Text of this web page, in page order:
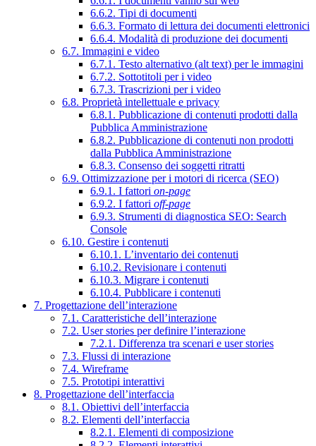
6.6.2. Tipi di documenti
6.6.3. Formato di lettura dei documenti elettronici
6.6.4. Modalità di produzione dei documenti
6.7. Immagini e video
6.7.1. Testo alternativo (alt text) per le immagini
6.7.2. Sottotitoli per i video
6.7.3. Trascrizioni per i video
6.8. Proprietà intellettuale e privacy
6.8.1. Pubblicazione di contenuti prodotti dalla
Pubblica Amministrazione
6.8.2. Pubblicazione di contenuti non prodotti
dalla Pubblica Amministrazione
6.8.3. Consenso dei soggetti ritratti
6.9. Ottimizzazione per i motori di ricerca (SEO)
6.9.1. I fattori on-page
6.9.2. I fattori off-page
6.9.3. Strumenti di diagnostica SEO: Search
Console
6.10. Gestire i contenuti
6.10.1. L’inventario dei contenuti
6.10.2. Revisionare i contenuti
6.10.3. Migrare i contenuti
6.10.4. Pubblicare i contenuti
7. Progettazione dell’interazione
7.1. Caratteristiche dell’interazione
7.2. User stories per definire l’interazione
7.2.1. Differenza tra scenari e user stories
7.3. Flussi di interazione
7.4. Wireframe
7.5. Prototipi interattivi
8. Progettazione dell’interfaccia
8.1. Obiettivi dell’interfaccia
8.2. Elementi dell’interfaccia
8.2.1. Elementi di composizione